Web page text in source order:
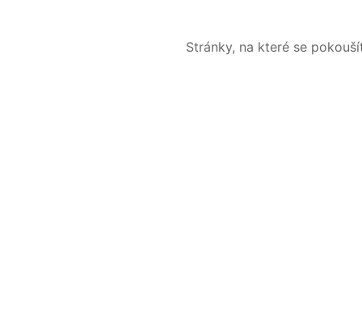
Stránky, na které se